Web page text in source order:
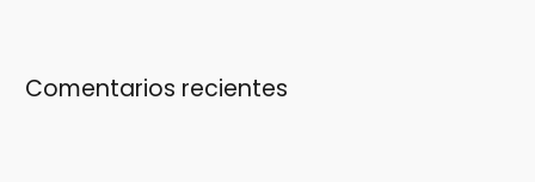
Comentarios recientes